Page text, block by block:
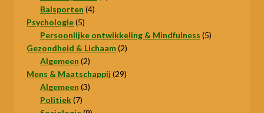
Balsporten 44
Psychologie 55
producten
Persoonlijke ontwikkeling & Mindfulness 55
Gezondheid & Lichaam 22
Algemeen 22
producten
Mens & Maatschappij 2929
Algemeen 33
Politiek 77